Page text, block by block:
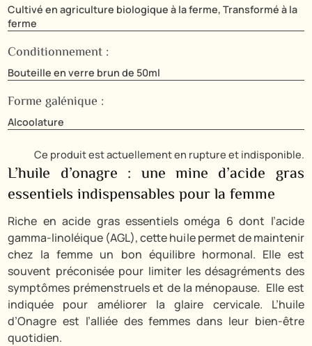
L’huile d’onagre : une mine d’acide gras
essentiels indispensables pour la femme
Riche en acide gras essentiels oméga 6 dont l’acide
gamma-linoléique (AGL), cette huile permet de maintenir
chez la femme un bon équilibre hormonal. Elle est
souvent préconisée pour limiter les désagréments des
symptômes prémenstruels et de la ménopause. Elle est
indiquée pour améliorer la glaire cervicale. L’huile
d’Onagre est l’alliée des femmes dans leur bien-être
quotidien.
Cultivé en agriculture biologique à la ferme, Transformé à la
ferme
Conditionnement :
Bouteille en verre brun de 50ml
Forme galénique :
Alcoolature
Ce produit est actuellement en rupture et indisponible.